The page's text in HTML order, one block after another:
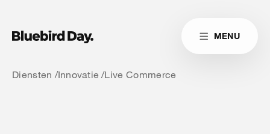
MENU
Link naar
Cases
Diensten Innovatie Live Commerce